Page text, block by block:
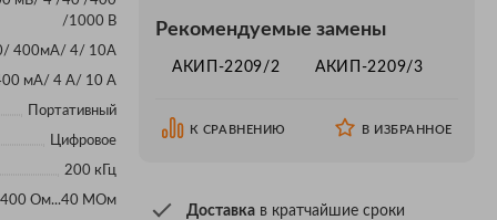
/1000 В
400мА/ 4/ 10А
мА/ 4 А/ 10 А
Портативный
Цифровое
200 кГц
400 Ом...40 МОм
Рекомендуемые замены
АКИП-2209/2 АКИП-2209/3
К СРАВНЕНИЮ В ИЗБРАННОЕ
Доставкав кратчайшие сроки